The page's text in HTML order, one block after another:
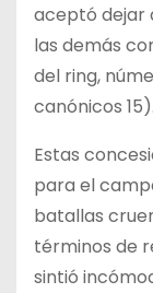
aceptó dejar
las demás
del ring,
canónicos 15).
Estas
para el
batallas
términos de
sintió